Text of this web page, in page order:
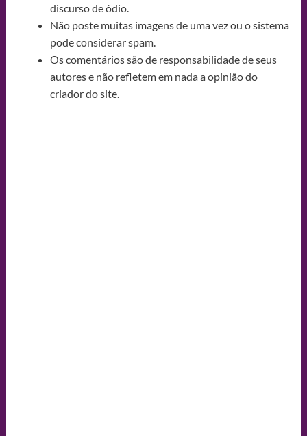
discurso de ódio.
Não poste muitas imagens de uma vez ou o sistema
pode considerar spam.
Os comentários são de responsabilidade de seus
autores e não refletem em nada a opinião do
criador do site.